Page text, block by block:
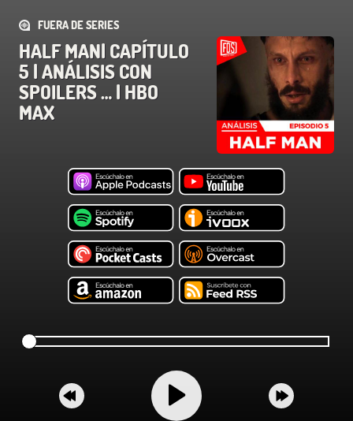
FUERA DE SERIES
HALF MAN| CAPÍTULO
5 | ANÁLISIS CON
SPOILERS … | HBO
MAX